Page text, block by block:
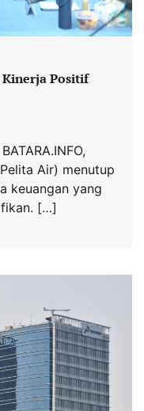
Kinerja Positif
Air) menutup
keuangan yang
[…]